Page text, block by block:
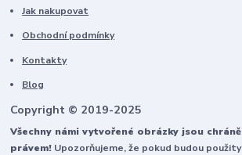
Jak nakupovat
Obchodní podmínky
Kontakty
Blog
Copyright © 2019-2025
Všechny námi vytvořené obrázky jsou
právem! Upozorňujeme, že pokud budou použity